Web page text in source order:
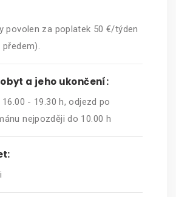
povolen za poplatek 50 €/týden
a jeho ukončení:
- 19.30 h, odjezd po
nejpozději do 10.00 h